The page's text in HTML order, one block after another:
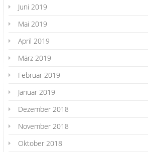
Juni 2019
Mai 2019
April 2019
März 2019
Februar 2019
Januar 2019
Dezember 2018
November 2018
Oktober 2018